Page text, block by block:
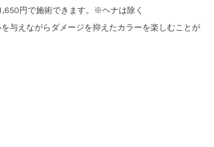
円で施術できます。※ヘナは除く
与えながらダメージを抑えたカラーを楽しむことが